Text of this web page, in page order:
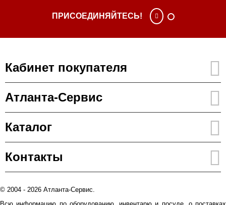
ПРИСОЕДИНЯЙТЕСЬ!
Кабинет покупателя
Атланта-Сервис
Каталог
Контакты
© 2004 - 2026 Атланта-Сервис.